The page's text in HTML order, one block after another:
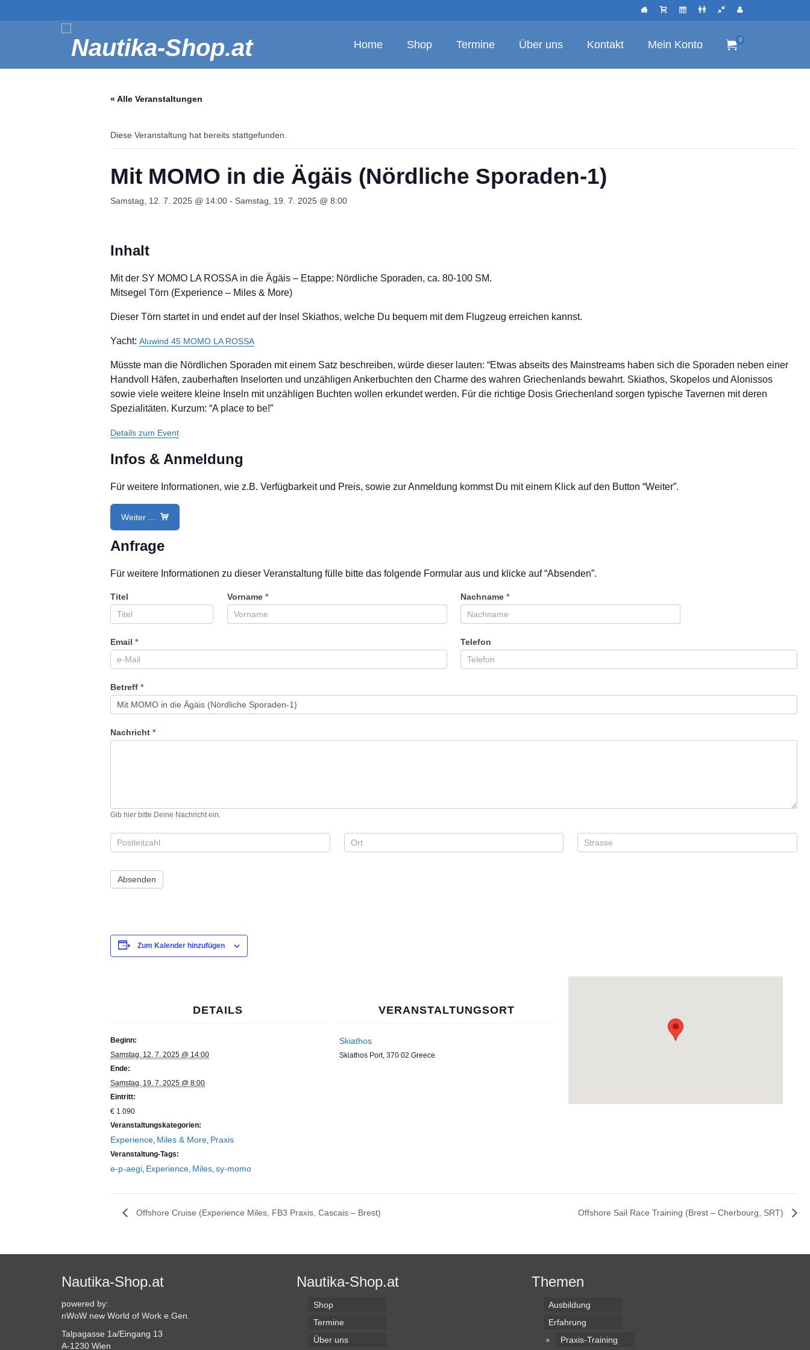
Home Shop Termine Über uns Kontakt Mein Konto 0
« Alle Veranstaltungen
Diese Veranstaltung hat bereits stattgefunden.
Mit MOMO in die Ägäis (Nördliche Sporaden-1)
Samstag, 12. 7. 2025 @ 14:00 - Samstag, 19. 7. 2025 @ 8:00
Inhalt
Mit der SY MOMO LA ROSSA in die Ägäis – Etappe: Nördliche Sporaden, ca. 80-100 SM.
Mitsegel Törn (Experience – Miles & More)
Dieser Törn startet in und endet auf der Insel Skiathos, welche Du bequem mit dem Flugzeug erreichen kannst.
Yacht: Aluwind 45 MOMO LA ROSSA
Müsste man die Nördlichen Sporaden mit einem Satz beschreiben, würde dieser lauten: “Etwas abseits des Mainstreams haben sich die Sporaden neben einer
Handvoll Häfen, zauberhaften Inselorten und unzähligen Ankerbuchten den Charme des wahren Griechenlands bewahrt. Skiathos, Skopelos und Alonissos
sowie viele weitere kleine Inseln mit unzähligen Buchten wollen erkundet werden. Für die richtige Dosis Griechenland sorgen typische Tavernen mit deren
Spezialitäten. Kurzum: “A place to be!”
Details zum Event
Infos & Anmeldung
Für weitere Informationen, wie z.B. Verfügbarkeit und Preis, sowie zur Anmeldung kommst Du mit einem Klick auf den Button “Weiter”.
Weiter ...
Anfrage
Für weitere Informationen zu dieser Veranstaltung fülle bitte das folgende Formular aus und klicke auf “Absenden”.
Titel Vorname * Nachname*
Email * Telefon
Betreff *
Nachricht *
Gib hier bitte Deine Nachricht ein.
Zum Kalender hinzufügen
DETAILS
Beginn:
Samstag, 12. 7. 2025 @ 14:00
Ende:
Samstag, 19. 7. 2025 @ 8:00
Eintritt:
€ 1.090
Veranstaltungskategorien:
Experience, Miles & More, Praxis
Veranstaltung-Tags:
e-p-aegi, Experience, Miles, sy-momo
VERANSTALTUNGSORT
Skiathos
Skiathos Port, 370 02 Greece
Offshore Cruise (Experience Miles, FB3 Praxis, Cascais – Brest) Offshore Sail Race Training (Brest – Cherbourg, SRT)
Nautika-Shop.at
powered by:
nWoW new World of Work e.Gen.
Talpagasse 1a/Eingang 13
A-1230 Wien
Nautika-Shop.at
Shop
Termine
Über uns
Themen
Ausbildung
Erfahrung
Praxis-Training